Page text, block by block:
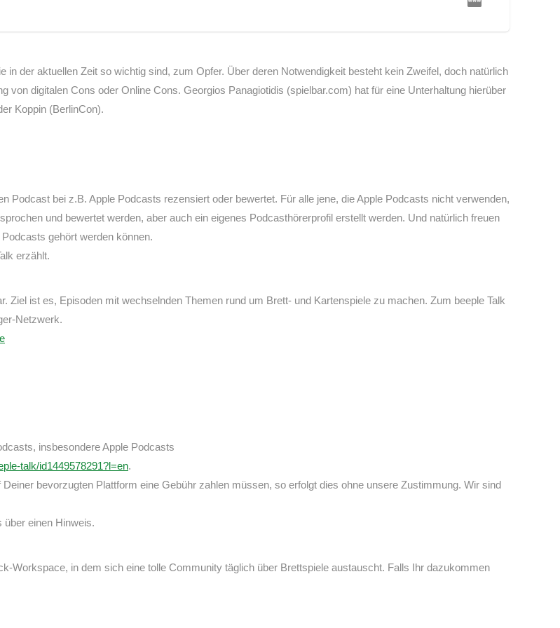
der aktuellen Zeit so wichtig sind, zum Opfer. Über deren Notwendigkeit besteht kein Zweifel, doch natürlich
von digitalen Cons oder Online Cons. Georgios Panagiotidis (spielbar.com) hat für eine Unterhaltung hierüber
Koppin (BerlinCon).
Podcast bei z.B. Apple Podcasts rezensiert oder bewertet. Für alle jene, die Apple Podcasts nicht verwenden,
und bewertet werden, aber auch ein eigenes Podcasthörerprofil erstellt werden. Und natürlich freuen
gehört werden können.
erzählt.
Ziel ist es, Episoden mit wechselnden Themen rund um Brett- und Kartenspiele zu machen. Zum beeple Talk
Netzwerk.
insbesondere Apple Podcasts
talk/id1449578291?l=en.
bevorzugten Plattform eine Gebühr zahlen müssen, so erfolgt dies ohne unsere Zustimmung. Wir sind
über einen Hinweis.
Workspace, in dem sich eine tolle Community täglich über Brettspiele austauscht. Falls Ihr dazukommen